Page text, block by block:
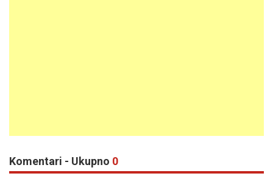
Komentari - Ukupno 0